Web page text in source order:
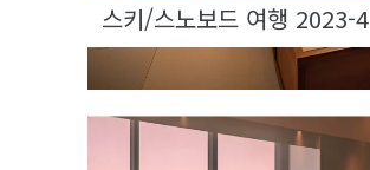
스키/스노보드 여행 2023-4